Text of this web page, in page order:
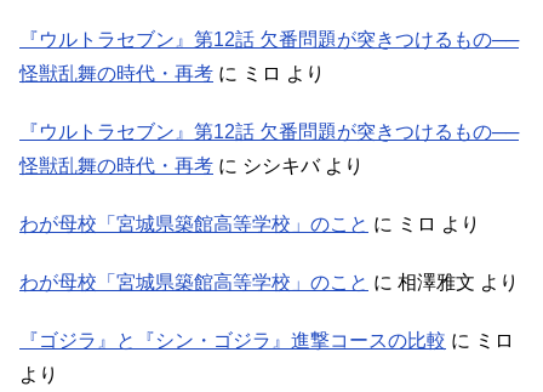
『ウルトラセブン』第12話 欠番問題が突きつけるもの──
怪獣乱舞の時代・再考 に ミロ より
『ウルトラセブン』第12話 欠番問題が突きつけるもの──
怪獣乱舞の時代・再考 に シシキバより
わが母校「宮城県築館高等学校」のこと に ミロ より
わが母校「宮城県築館高等学校」のこと に 相澤雅文 より
『ゴジラ』と『シン・ゴジラ』進撃コースの比較 に ミロ
より